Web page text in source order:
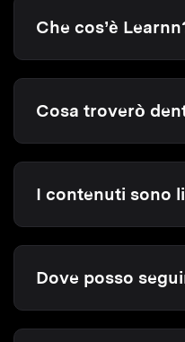
Che cos’è
Cosa troverò
I contenuti sono
Dove posso